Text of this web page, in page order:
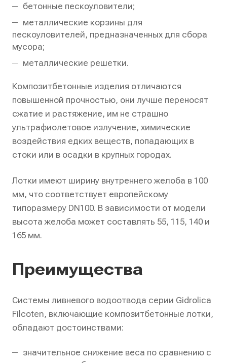
бетонные пескоуловители;
металлические корзины для
пескоуловителей, предназначенных для сбора
мусора;
металлические решетки.
Композитбетонные изделия отличаются
повышенной прочностью, они лучше переносят
сжатие и растяжение, им не страшно
ультрафиолетовое излучение, химические
воздействия едких веществ, попадающих в
стоки или в осадки в крупных городах.
Лотки имеют ширину внутреннего желоба в 100
мм, что соответствует европейскому
типоразмеру DN100. В зависимости от модели
высота желоба может составлять 55, 115, 140 и
165 мм.
Преимущества
Системы ливневого водоотвода серии Gidrolica
Filcoten, включающие композитбетонные лотки,
обладают достоинствами:
значительное снижение веса по сравнению с